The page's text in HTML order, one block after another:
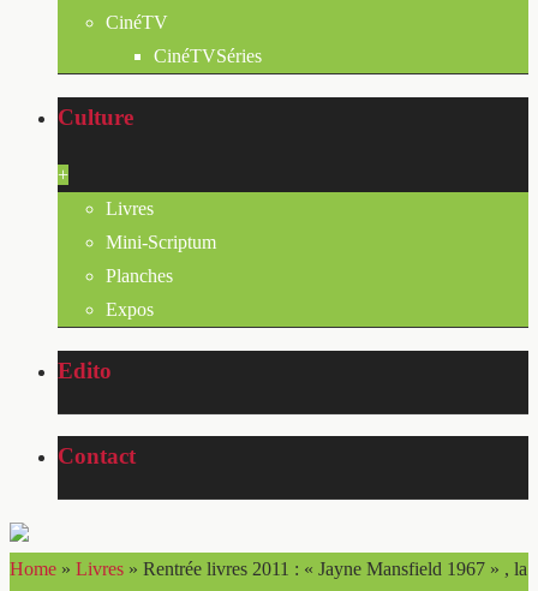
CinéTV
CinéTVSéries
Culture
+
Livres
Mini-Scriptum
Planches
Expos
Edito
Contact
Home » Livres » Rentrée livres 2011 : « Jayne Mansfield 1967 » , la